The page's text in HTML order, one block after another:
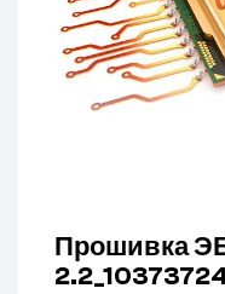
Прошивка